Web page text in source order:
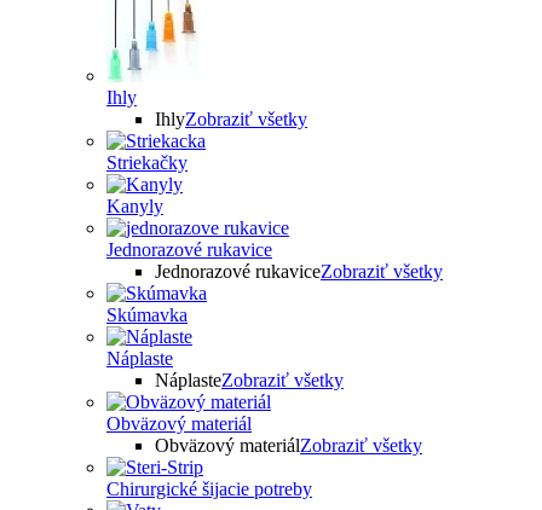
Ihly
IhlyZobraziť všetky
Striekačky
Kanyly
Jednorazové rukavice
Jednorazové rukaviceZobraziť všetky
Skúmavka
Náplaste
NáplasteZobraziť všetky
Obväzový materiál
Obväzový materiálZobraziť všetky
Chirurgické šijacie potreby